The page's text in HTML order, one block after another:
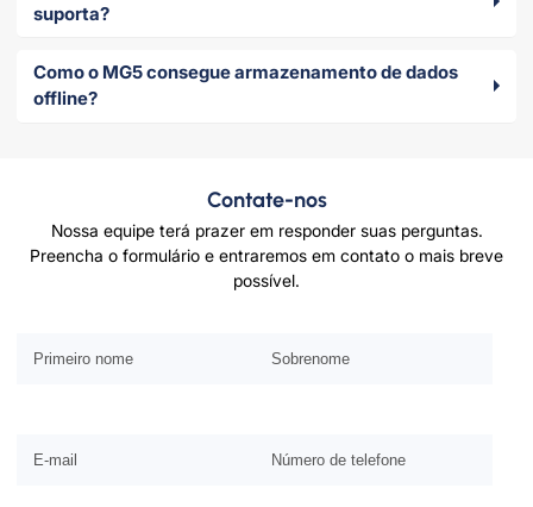
suporta?
Como o MG5 consegue armazenamento de dados
offline?
Contate-nos
Nossa equipe terá prazer em responder suas perguntas.
Preencha o formulário e entraremos em contato o mais breve
possível.